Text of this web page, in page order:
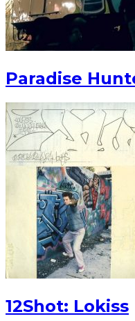
Paradise
12Shot: Lokiss